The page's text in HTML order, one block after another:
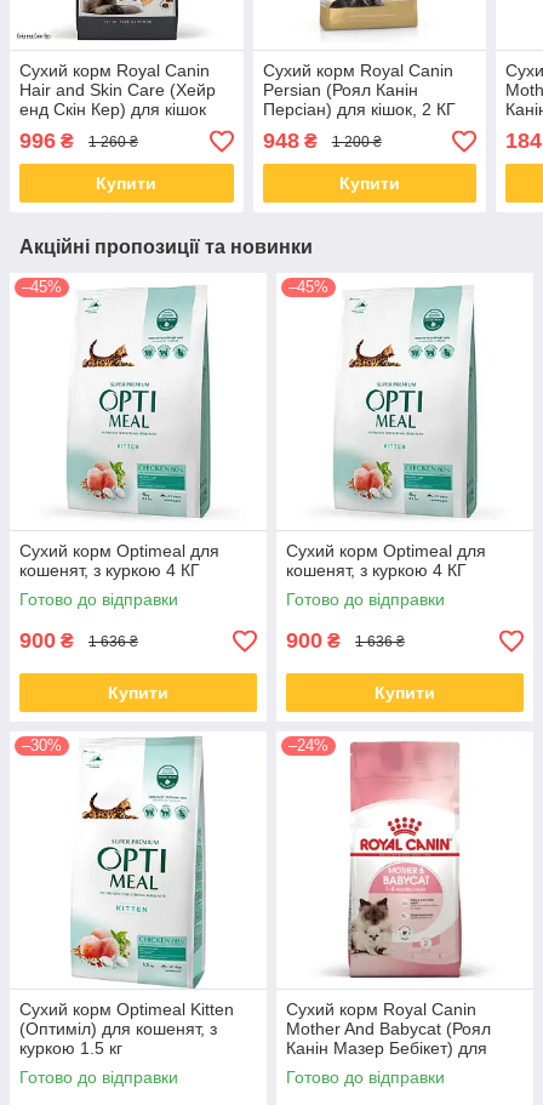
Сухий корм Royal Canin
Hair and Skin Care (Хейр
енд Скін Кер) для кішок
здоров'я шкіри та блиску
шерсті, 2 КГ
996 ₴ 1 260 ₴
Купити
Сухий корм Royal Canin
Persian (Роял Канін
Персіан) для кішок, 2 КГ
948₴ 1 200 ₴
Купити
184
Акційні пропозиції та новинки
–45%
Сухий корм Optimeal для
кошенят, з куркою 4 КГ
Готово до відправки
900 ₴ 1 636 ₴
Купити
–45%
Сухий корм Optimeal для
кошенят, з куркою 4 КГ
Готово до відправки
900 ₴ 1 636 ₴
Купити
–30%
Сухий корм Optimeal Kitten
(Оптиміл) для кошенят, з
куркою 1.5 кг
Готово до відправки
–24%
Сухий корм Royal Canin
Mother And Babycat (Роял
Канін Мазер Бебікет) для
кошенят і кішок 10 КГ
Готово до відправки